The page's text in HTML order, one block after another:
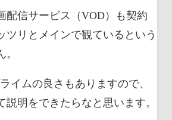
配信サービス（VOD）も契約
ツリとメインで観ているという
イムの良さもありますので、
説明をできたらなと思います。